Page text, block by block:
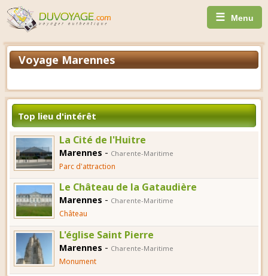
☰ Menu
Voyage Marennes
Top lieu d'intérêt
La Cité de l'Huitre
Marennes - Charente-Maritime
Parc d'attraction
Le Château de la Gataudière
Marennes - Charente-Maritime
Château
L'église Saint Pierre
Marennes - Charente-Maritime
Monument